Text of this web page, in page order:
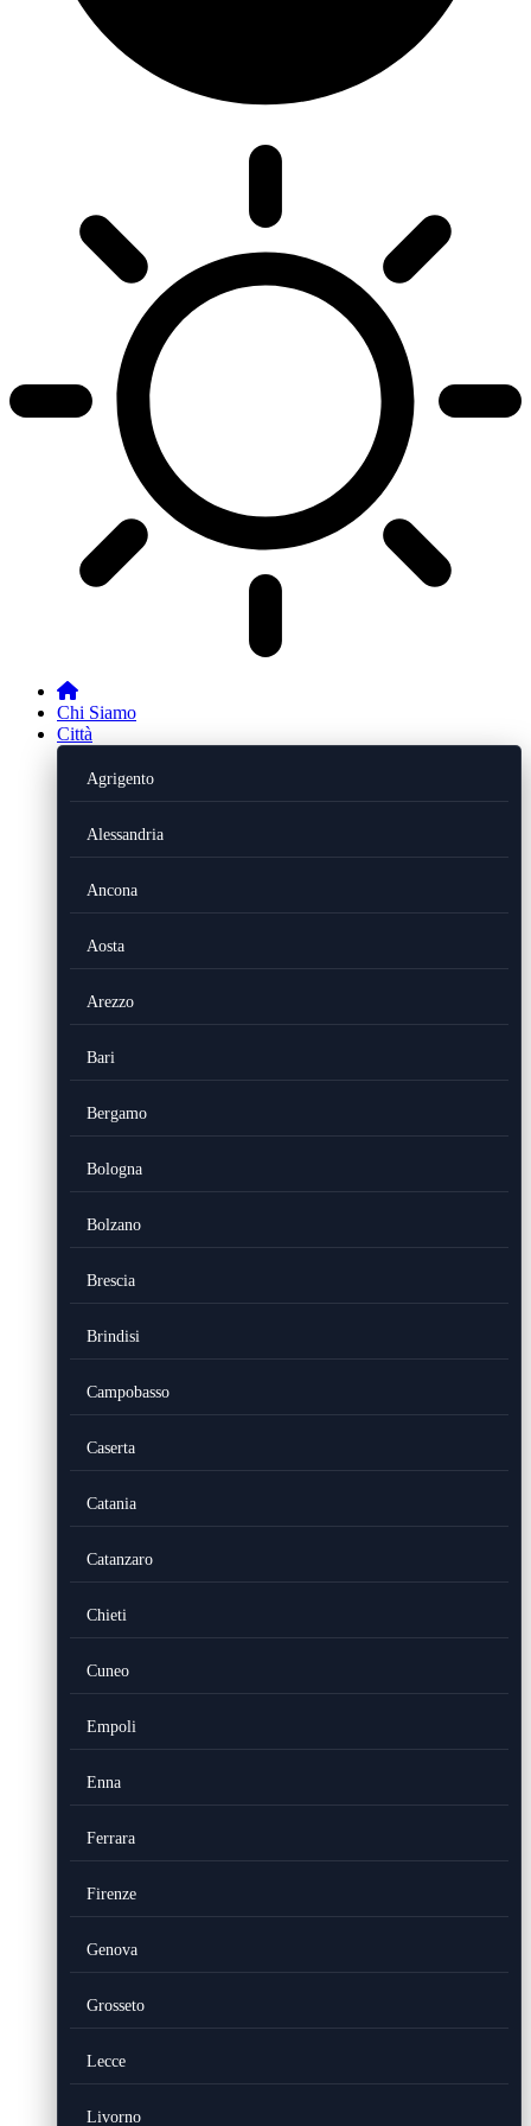
Chi Siamo
Città
Agrigento
Alessandria
Ancona
Aosta
Arezzo
Bari
Bergamo
Bologna
Bolzano
Brescia
Brindisi
Campobasso
Caserta
Catania
Catanzaro
Chieti
Cuneo
Empoli
Enna
Ferrara
Firenze
Genova
Grosseto
Lecce
Livorno